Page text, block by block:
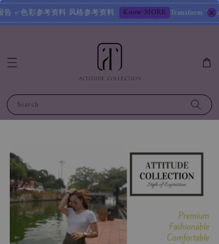
色彩参考资料 风格参考资料 Know MORE Transform Your
Search